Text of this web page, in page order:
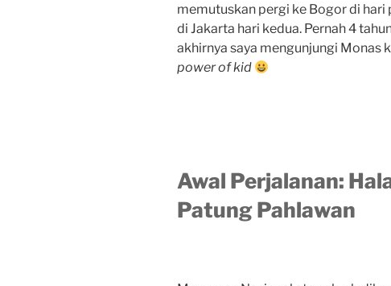
memutuskan pergi ke Bogor di
di Jakarta hari kedua. Pernah 4
akhirnya saya mengunjungi Monas
power of kid
Awal Perjalanan:
Patung Pahlawan